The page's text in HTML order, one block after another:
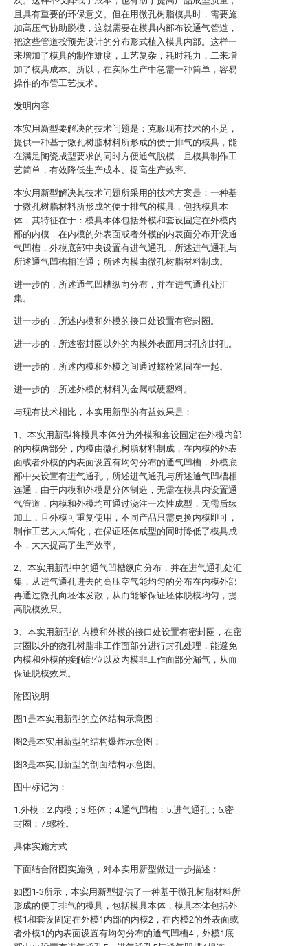
且具有重要的环保意义。但在用微孔树脂模具时，需要施
加高压气协助脱模，这就需要在模具内部布设通气管道，
把这些管道按预先设计的分布形式植入模具内部。这样一
来增加了模具的制作难度，工艺复杂，耗时耗力，二来增
加了模具成本。所以，在实际生产中急需一种简单，容易
操作的布管工艺技术。
发明内容
本实用新型要解决的技术问题是：克服现有技术的不足，
提供一种基于微孔树脂材料所形成的便于排气的模具，能
在满足陶瓷成型要求的同时方便通气脱模，且模具制作工
艺简单，有效降低生产成本、提高生产效率。
本实用新型解决其技术问题所采用的技术方案是：一种基
于微孔树脂材料所形成的便于排气的模具，包括模具本
体，其特征在于：模具本体包括外模和套设固定在外模内
部的内模，在内模的外表面或者外模的内表面分布开设通
气凹槽，外模底部中央设置有进气通孔，所述进气通孔与
所述通气凹槽相连通；所述内模由微孔树脂材料制成。
进一步的，所述通气凹槽纵向分布，并在进气通孔处汇
集。
进一步的，所述内模和外模的接口处设置有密封圈。
进一步的，所述密封圈以外的内模外表面用封孔剂封孔。
进一步的，所述内模和外模之间通过螺栓紧固在一起。
进一步的，所述外模的材料为金属或硬塑料。
与现有技术相比，本实用新型的有益效果是：
1、本实用新型将模具本体分为外模和套设固定在外模内部
的内模两部分，内模由微孔树脂材料制成，在内模的外表
面或者外模的内表面设置有均匀分布的通气凹槽，外模底
部中央设置有进气通孔，所述进气通孔与所述通气凹槽相
连通，由于内模和外模是分体制造，无需在模具内设置通
气管道，内模和外模均可通过浇注一次性成型，无需后续
加工，且外模可重复使用，不同产品只需更换内模即可，
制作工艺大大简化，在保证坯体成型的同时降低了模具成
本，大大提高了生产效率。
2、本实用新型中的通气凹槽纵向分布，并在进气通孔处汇
集，从进气通孔进去的高压空气能均匀的分布在内模外部
再通过微孔向坯体发散，从而能够保证坯体脱模均匀，提
高脱模效果。
3、本实用新型的内模和外模的接口处设置有密封圈，在密
封圈以外的微孔树脂非工作面部分进行封孔处理，能避免
内模和外模的接触部位以及内模非工作面部分漏气，从而
保证脱模效果。
附图说明
图1是本实用新型的立体结构示意图；
图2是本实用新型的结构爆炸示意图；
图3是本实用新型的剖面结构示意图。
图中标记为：
1.外模；2.内模；3.坯体；4.通气凹槽；5.进气通孔；6.密
封圈；7.螺栓。
具体实施方式
下面结合附图实施例，对本实用新型做进一步描述：
如图1-3所示，本实用新型提供了一种基于微孔树脂材料所
形成的便于排气的模具，包括模具本体，模具本体包括外
模1和套设固定在外模1内部的内模2，在内模2的外表面或
者外模1的内表面设置有均匀分布的通气凹槽4，外模1底